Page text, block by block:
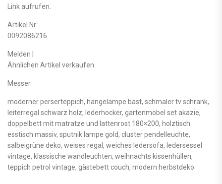
Link aufrufen.
Artikel Nr.:
0092086216
Melden |
Ähnlichen Artikel verkaufen
Messer
moderner perserteppich, hängelampe bast, schmaler tv schrank,
leiterregal schwarz holz, lederhocker, gartenmöbel set akazie,
doppelbett mit matratze und lattenrost 180×200, holztisch
esstisch massiv, sputnik lampe gold, cluster pendelleuchte,
salbeigrüne deko, weises regal, weiches ledersofa, ledersessel
vintage, klassische wandleuchten, weihnachts kissenhüllen,
teppich petrol vintage, gästebett couch, modern herbstdeko